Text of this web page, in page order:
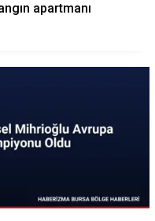
apartmanı